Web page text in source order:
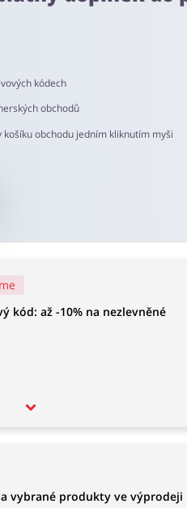
buykers.cz. Pamatujte, aby
je od 60 do 90 dní.
kódech
obchodů
obchodu jedním kliknutím myši
kód: až -10% na nezlevněné
vybrané produkty ve výprodeji